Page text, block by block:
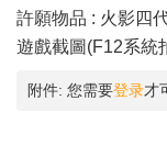
許願物品 : 火影四
遊戲截圖(F12系統
附件: 您需要登录才